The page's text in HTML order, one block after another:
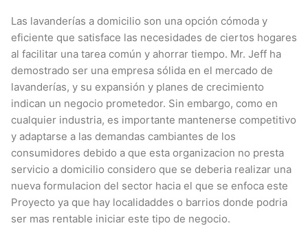
Las lavanderías a domicilio son una opción cómoda y
eficiente que satisface las necesidades de ciertos hogares
al facilitar una tarea común y ahorrar tiempo. Mr. Jeff ha
demostrado ser una empresa sólida en el mercado de
lavanderías, y su expansión y planes de crecimiento
indican un negocio prometedor. Sin embargo, como en
cualquier industria, es importante mantenerse competitivo
y adaptarse a las demandas cambiantes de los
consumidores debido a que esta organizacion no presta
servicio a domicilio considero que se deberia realizar una
nueva formulacion del sector hacia el que se enfoca este
Proyecto ya que hay localidaddes o barrios donde podria
ser mas rentable iniciar este tipo de negocio.